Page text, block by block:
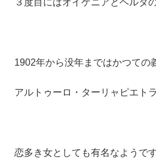
３度目にはオイゲニアとヘルタ
1902年から没年まではかつての
アルトゥーロ・ターリャピエト
恋多き女としても有名なようです